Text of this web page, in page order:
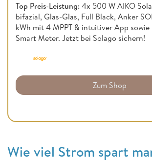
Top Preis-Leistung:4x 500 W AIKO
bifazial, Glas-Glas, Full Black, Anker
kWh mit 4 MPPT & intuitiver App sowie
Smart Meter. Jetzt bei Solago sichern!
Zum Shop
Wie viel Strom spart